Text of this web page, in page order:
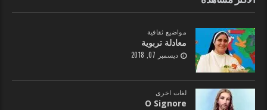
مواضيع ثقافية
معادلة تربوية
ديسمبر 07, 2018
لغات اخرى
O Signore